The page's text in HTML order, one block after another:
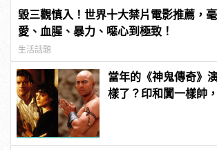
毀三觀慎入！世界十大禁片電影推薦，
愛、血腥、暴力、噁心到極致！
生活話題
當年的《神鬼傳奇》
樣了？印和闐一樣帥